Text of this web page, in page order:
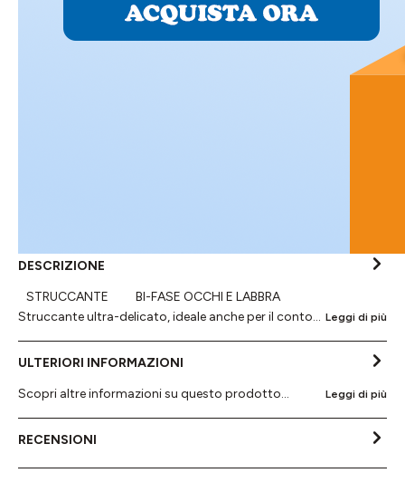
DESCRIZIONE
STRUCCANTE BI-FASE OCCHI E LABBRA
Struccante ultra-delicato, ideale anche per il conto… Leggi di più
ULTERIORI INFORMAZIONI
Scopri altre informazioni su questo prodotto...
Leggi di più
RECENSIONI